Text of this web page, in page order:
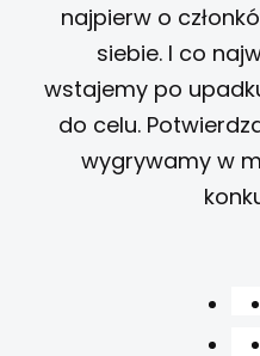
najpierw o
siebie. I co
wstajemy po
do celu.
wygrywamy w